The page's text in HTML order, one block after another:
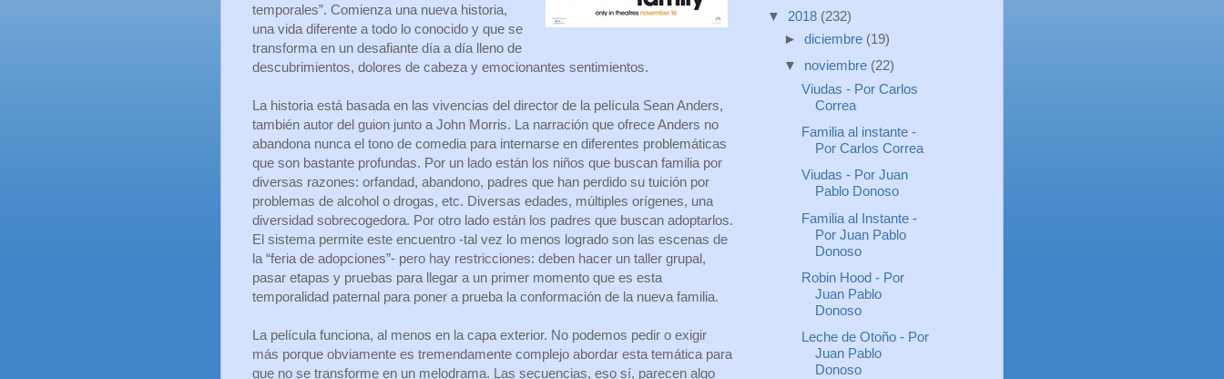
temporales”. Comienza una nueva historia,
una vida diferente a todo lo conocido y que se
transforma en un desafiante día a día lleno de
descubrimientos, dolores de cabeza y emocionantes sentimientos.
La historia está basada en las vivencias del director de la película Sean Anders,
también autor del guion junto a John Morris. La narración que ofrece Anders no
abandona nunca el tono de comedia para internarse en diferentes problemáticas
que son bastante profundas. Por un lado están los niños que buscan familia por
diversas razones: orfandad, abandono, padres que han perdido su tuición por
problemas de alcohol o drogas, etc. Diversas edades, múltiples orígenes, una
diversidad sobrecogedora. Por otro lado están los padres que buscan adoptarlos.
El sistema permite este encuentro -tal vez lo menos logrado son las escenas de
la “feria de adopciones”- pero hay restricciones: deben hacer un taller grupal,
pasar etapas y pruebas para llegar a un primer momento que es esta
temporalidad paternal para poner a prueba la conformación de la nueva familia.
La película funciona, al menos en la capa exterior. No podemos pedir o exigir
más porque obviamente es tremendamente complejo abordar esta temática para
que no se transforme en un melodrama. Las secuencias, eso sí, parecen algo
▼ 2018 (232)
► diciembre (19)
▼ noviembre (22)
Viudas - Por Carlos
Correa
Familia al instante -
Por Carlos Correa
Viudas - Por Juan
Pablo Donoso
Familia al Instante -
Por Juan Pablo
Donoso
Robin Hood - Por
Juan Pablo
Donoso
Leche de Otoño - Por
Juan Pablo
Donoso